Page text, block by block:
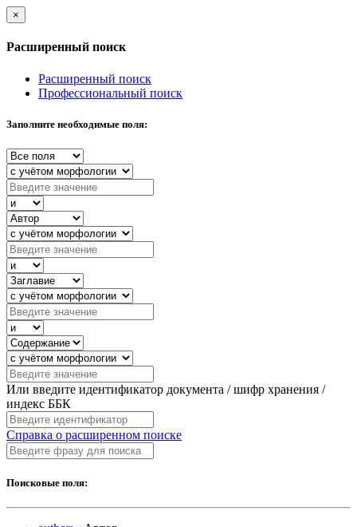
×
Расширенный поиск
Расширенный поиск
Профессиональный поиск
Заполните необходимые поля:
Или введите идентификатор документа / шифр хранения /
индекс ББК
Справка о расширенном поиске
Поисковые поля: